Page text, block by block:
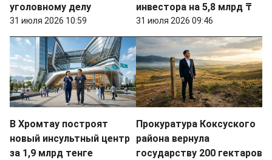
уголовному делу
31 июля 2026 10:59
инвестора на 5,8 млрд ₸
31 июля 2026 09:46
В Хромтау построят
новый инсультный центр
за 1,9 млрд тенге
Прокуратура Коксуского
района вернула
государству 200 гектаров